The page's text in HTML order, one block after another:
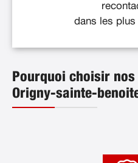
dans les
Pourquoi choisir
Origny-sainte-